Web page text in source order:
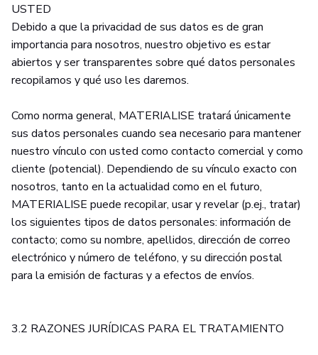
USTED
Debido a que la privacidad de sus datos es de gran
importancia para nosotros, nuestro objetivo es estar
abiertos y ser transparentes sobre qué datos personales
recopilamos y qué uso les daremos.
Como norma general, MATERIALISE tratará únicamente
sus datos personales cuando sea necesario para mantener
nuestro vínculo con usted como contacto comercial y como
cliente (potencial). Dependiendo de su vínculo exacto con
nosotros, tanto en la actualidad como en el futuro,
MATERIALISE puede recopilar, usar y revelar (p.ej., tratar)
los siguientes tipos de datos personales: información de
contacto; como su nombre, apellidos, dirección de correo
electrónico y número de teléfono, y su dirección postal
para la emisión de facturas y a efectos de envíos.
3.2 RAZONES JURÍDICAS PARA EL TRATAMIENTO